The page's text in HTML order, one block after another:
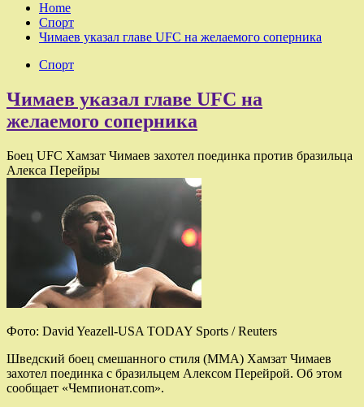
Home
Спорт
Чимаев указал главе UFC на желаемого соперника
Спорт
Чимаев указал главе UFC на
желаемого соперника
Боец UFC Хамзат Чимаев захотел поединка против бразильца
Алекса Перейры
Фото: David Yeazell-USA TODAY Sports / Reuters
Шведский боец смешанного стиля (MMA) Хамзат Чимаев
захотел поединка с бразильцем Алексом Перейрой. Об этом
сообщает «Чемпионат.com».